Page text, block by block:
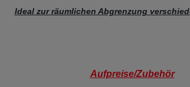
Ideal zur räumlichen Abgrenzung
Aufpreise/Zubehör